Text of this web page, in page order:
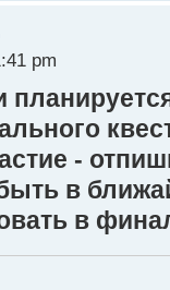
pm
-
в
в